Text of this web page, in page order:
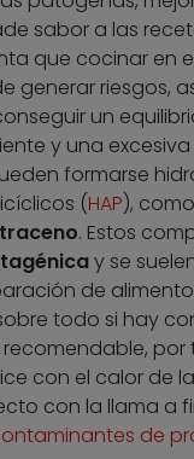
sabor a las
que cocinar en
generar riesgos,
un
y una
formarse
(HAP),
. Estos
y se
de
todo si hay
recomendable,
con el calor de
con la llama a
de